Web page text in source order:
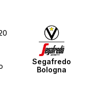
Segafredo
Bologna